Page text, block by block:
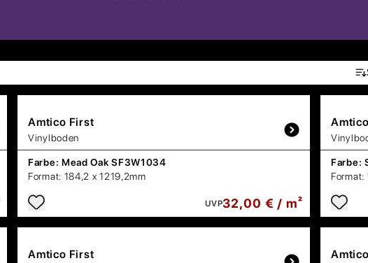
Amtico First
Vinylboden
Farbe: Mead Oak SF3W1034
Format: 184,2 x 1219,2mm
UVP32,00 € / m²
Amtico
Farbe:
Format:
Amtico First Amtico